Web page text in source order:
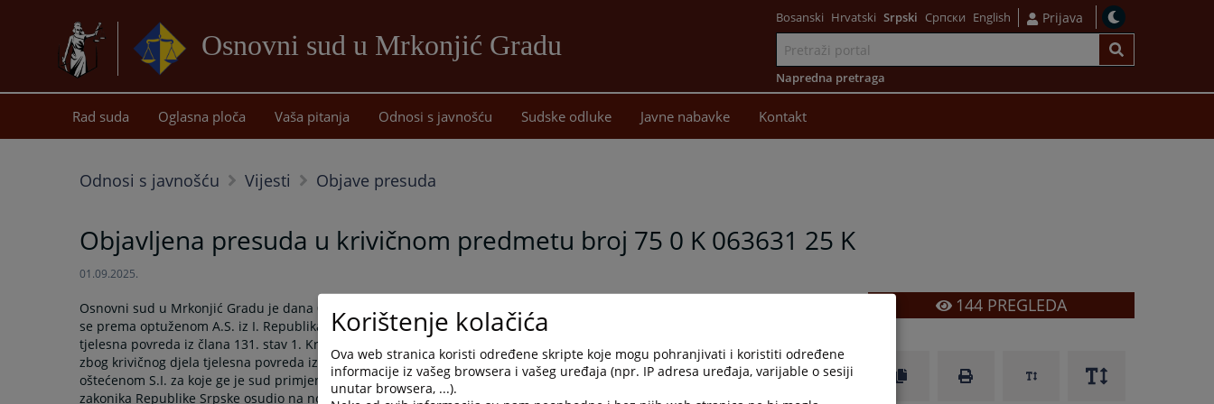
Osnovni sud u Mrkonjić Gradu
sadržaj
Bosanski Hrvatski Srpski Српски English Prijava
Napredna pretraga
Rad suda Oglasna ploča Vaša pitanja Odnosi s javnošću Sudske odluke Javne nabavke Kontakt
Odnosi s javnošću Vijesti Objave presuda
Objavljena presuda u krivičnom predmetu broj 75 0 K 063631 25 K
01.09.2025.
Osnovni sud u Mrkonjić Gradu je dana 01.09.2025. godine u predmetu broj 75 0 K 063631 25 K objavio presudu kojom
se prema optuženom A.S. iz I. Republika Austrija, optužba odbija da je prema oštećenom Z.D. izvršio krivično djelo
tjelesna povreda iz člana 131. stav 1. Krivičnog zakonika Republike Srpske, a istovremeno optuženi je oglašen krivim
zbog krivičnog djela tjelesna povreda iz člana 131. stav 1. Krivičnog zakonika Republike Srpske učinjenog prema
oštećenom S.I. za koje ge je sud primjenom istog zakonskih propisa i članova 42, 43, 44, 49, 50.stav 4. i 52. Krivičnog
zakonika Republike Srpske osudio na novčanu kaznu u iznosu od 4.000,00 KM koju je optuženi dužan platiti ovom sudu
144PREGLEDA
Korištenje kolačića
Ova web stranica koristi određene skripte koje mogu pohranjivati i koristiti određene
informacije iz vašeg browsera i vašeg uređaja (npr. IP adresa uređaja, varijable o sesiji
unutar browsera, ...).